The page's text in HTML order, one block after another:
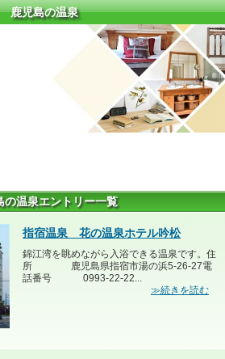
鹿児島の温泉
の温泉エントリー一覧
指宿温泉 花の温泉ホテル吟松
錦江湾を眺めながら入浴できる温泉です。住
所 鹿児島県指宿市湯の浜5-26-27電
話番号 0993-22-22...
≫続きを読む